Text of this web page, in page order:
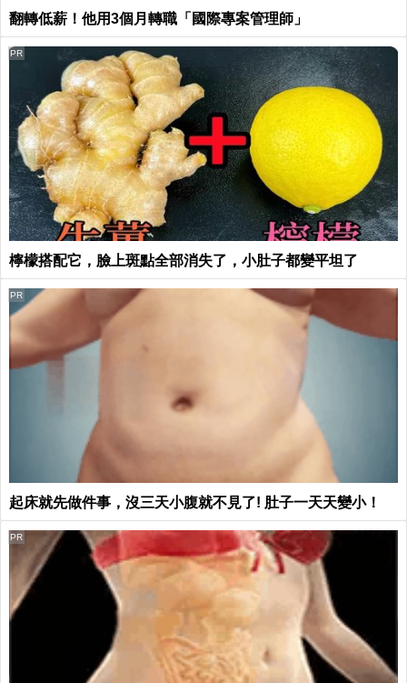
翻轉低薪！他用3個月轉職「國際專案管理師」
檸檬搭配它，臉上斑點全部消失了，小肚子都變平坦了
PR
起床就先做件事，沒三天小腹就不見了! 肚子一天天變小！
PR
PR